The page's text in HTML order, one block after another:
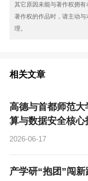
其它原因未能与著作权拥
著作权的作品时，请主动
理。
相关文章
高德与首都师范
算与数据安全核心
2026-06-17
产学研“抱团”闯新